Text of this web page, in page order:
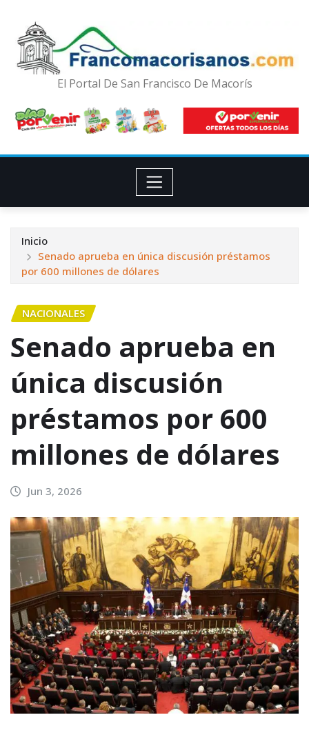
El Portal De San Francisco De Macorís
Inicio
Senado aprueba en única discusión préstamos
por 600 millones de dólares
NACIONALES
Senado aprueba en
única discusión
préstamos por 600
millones de dólares
Jun 3, 2026